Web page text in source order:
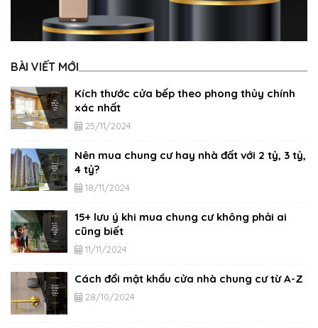
BÀI VIẾT MỚI
Kích thước cửa bếp theo phong thủy chính
xác nhất
25/11/2024
Nên mua chung cư hay nhà đất với 2 tỷ, 3 tỷ,
4 tỷ?
18/11/2024
15+ lưu ý khi mua chung cư không phải ai
cũng biết
11/11/2024
Cách đổi mật khẩu cửa nhà chung cư từ A-Z
28/10/2024